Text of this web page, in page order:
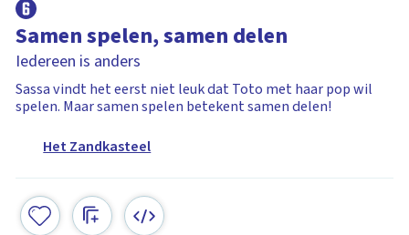
Samen spelen, samen delen
Iedereen is anders
Sassa vindt het eerst niet leuk dat Toto met haar pop wil
spelen. Maar samen spelen betekent samen delen!
Het Zandkasteel